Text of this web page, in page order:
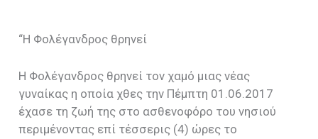
“Η Φολέγανδρος θρηνεί
Η Φολέγανδρος θρηνεί τον χαμό μιας νέας
γυναίκας η οποία χθες την Πέμπτη 01.06.2017
έχασε τη ζωή της στο ασθενοφόρο του νησιού
περιμένοντας επί τέσσερις (4) ώρες το